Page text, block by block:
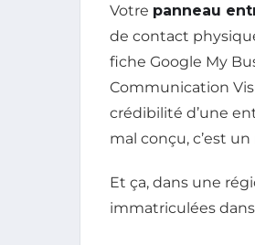
Votre panneau
de contact
fiche Google My
Communication
crédibilité d’une
mal conçu, c’est
Et ça, dans une
immatriculées